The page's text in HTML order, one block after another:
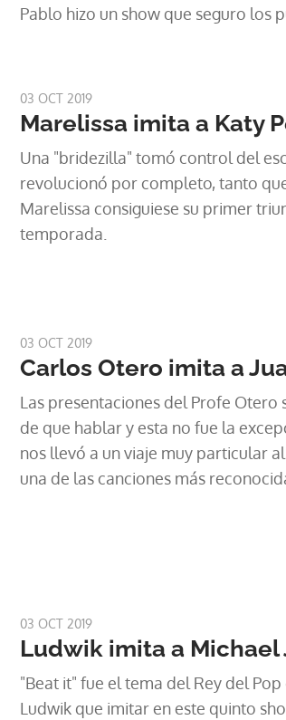
Pablo hizo un show que seguro los
03 OCT 2019
Marelissa imita a Katy
Una "bridezilla" tomó control del
revolucionó por completo, tanto
Marelissa consiguiese su primer
temporada.
03 OCT 2019
Carlos Otero imita a
Las presentaciones del Profe Otero
de que hablar y esta no fue la
nos llevó a un viaje muy particular
una de las canciones más
03 OCT 2019
Ludwik imita a Michael
"Beat it" fue el tema del Rey del
Ludwik que imitar en este quinto